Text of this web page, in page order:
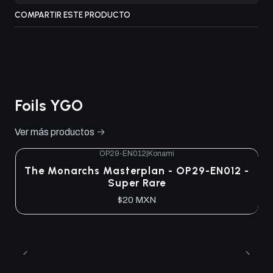
COMPARTIR ESTE PRODUCTO
Foils YGO
Ver más productos
OP29-EN012 Konami
The Monarchs Masterplan - OP29-EN012 -
Super Rare
$20 MXN